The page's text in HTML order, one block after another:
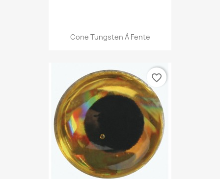
Cone Tungsten À Fente
favorite_border